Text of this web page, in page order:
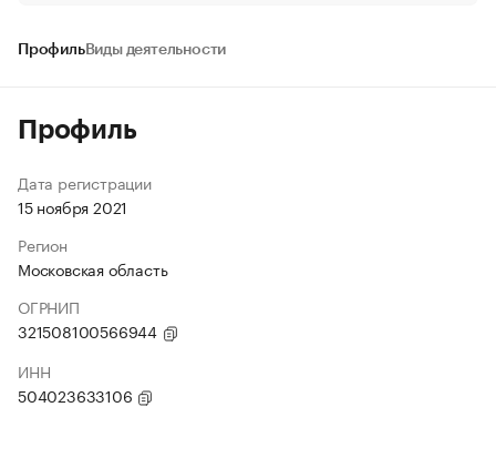
ПрофильВиды деятельности
Профиль
Дата регистрации
15 ноября 2021
Регион
Московская область
ОГРНИП
321508100566944
ИНН
504023633106